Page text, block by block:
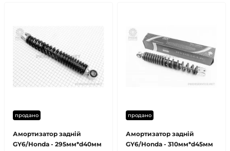
продано
Амортизатор задній
GY6/Honda - 295мм*d40мм
продано
Амортизатор задній
GY6/Honda - 310мм*d45мм